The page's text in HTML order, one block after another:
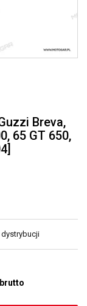
Breva,
65 GT 650,
dystrybucji
brutto